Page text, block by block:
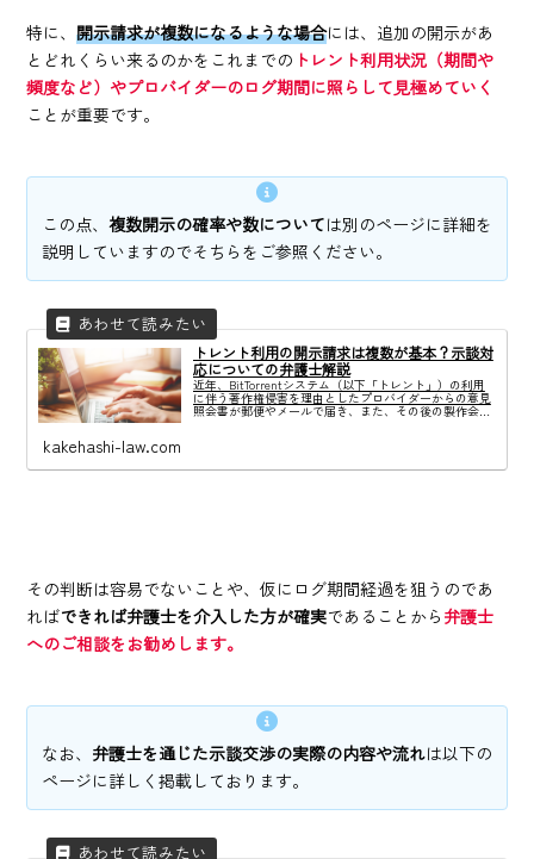
特に、 開示請求が複数になるような場合には、追加の開示があ
とどれくらい来るのかをこれまでの トレント利用状況（期間や
頻度など）やプロバイダーのログ期間に照らして見極めていく
ことが重要です。
この点、 複数開示の確率や数については別のページに詳細を
説明していますのでそちらをご参照ください。
トレント利用の開示請求は複数が基本？示談対
応についての弁護士解説
近年、BitTorrentシステム（以下「トレント」）の利用
に伴う著作権侵害を理由としたプロバイダーからの意見
照会書が郵便やメールで届き、また、その後の製作会社
kakehashi-law.com
その判断は容易でないことや、仮にログ期間経過を狙うのであ
ればできれば弁護士を介入した方が確実であることから 弁護士
へのご相談をお勧めします。
なお、 弁護士を通じた示談交渉の実際の内容や流れは以下の
ページに詳しく掲載しております。